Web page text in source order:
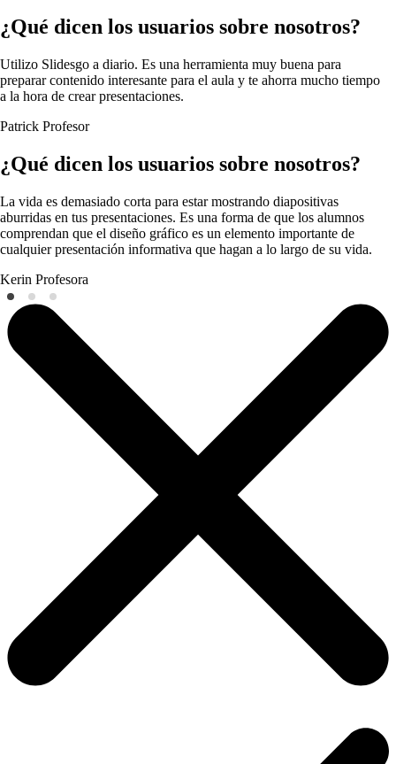
¿Qué dicen los usuarios sobre nosotros?
Utilizo Slidesgo a diario. Es una herramienta muy buena para
preparar contenido interesante para el aula y te ahorra mucho tiempo
a la hora de crear presentaciones.
Patrick Profesor
¿Qué dicen los usuarios sobre nosotros?
La vida es demasiado corta para estar mostrando diapositivas
aburridas en tus presentaciones. Es una forma de que los alumnos
comprendan que el diseño gráfico es un elemento importante de
cualquier presentación informativa que hagan a lo largo de su vida.
Kerin Profesora